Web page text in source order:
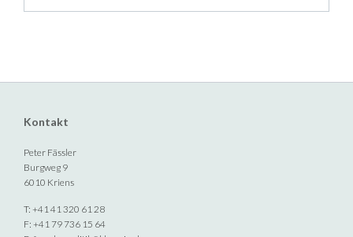
Kontakt
Peter Fässler
Burgweg 9
6010 Kriens
T: +41 41 320 61 28
F: +41 79 736 15 64